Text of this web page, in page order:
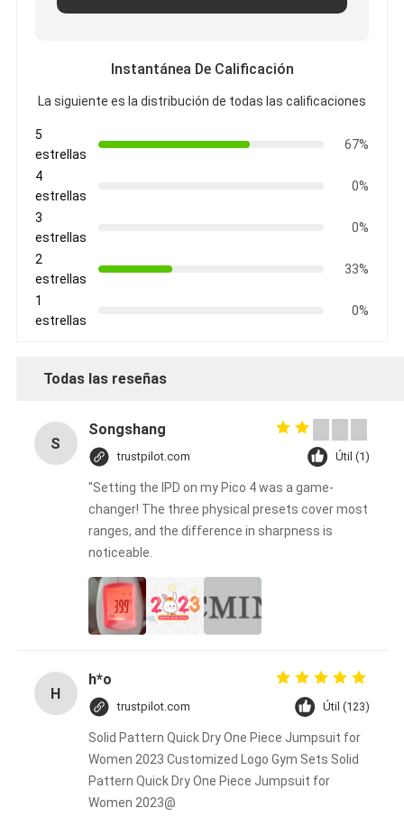
Instantánea De Calificación
La siguiente es la distribución de todas las calificaciones
5
estrellas
67%
4
estrellas
0%
3
estrellas
0%
2
estrellas
33%
1
estrellas
0%
Todas las reseñas
S
Songshang
trustpilot.com Útil (1)
"Setting the IPD on my Pico 4 was a game-
changer! The three physical presets cover most
ranges, and the difference in sharpness is
noticeable.
H
h*o
trustpilot.com Útil (123)
Solid Pattern Quick Dry One Piece Jumpsuit for
Women 2023 Customized Logo Gym Sets Solid
Pattern Quick Dry One Piece Jumpsuit for
Women 2023@